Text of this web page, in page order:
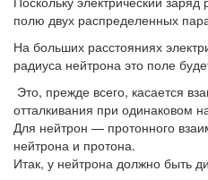
полю двух распределенных
На больших расстояниях
радиуса нейтрона это поле
Это, прежде всего, касается
отталкивания при одинаковом
Для нейтрон — протонного
нейтрона и протона.
Итак, у нейтрона должно быть